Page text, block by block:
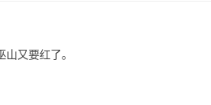
又要红了。